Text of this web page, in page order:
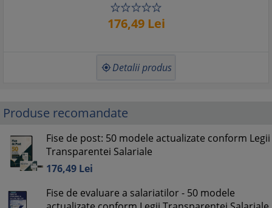
176,49Lei
 Detalii produs
Produse recomandate
Fise de post: 50 modele actualizate conform Legii
Transparentei Salariale
176,49 Lei
Fise de evaluare a salariatilor - 50 modele